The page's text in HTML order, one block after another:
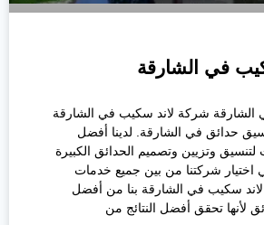
في الشارقة
شركة لاند سكيب في الشارقة
حدائق في الشارقة. لدينا أفضل
لتنسيق وتزيين وتصميم الحدائق الكبيرة
اختيار شركتنا من بين جميع خدمات
لاند سكيب في الشارقة بنا من أفضل
لأنها تحقق أفضل النتائج من